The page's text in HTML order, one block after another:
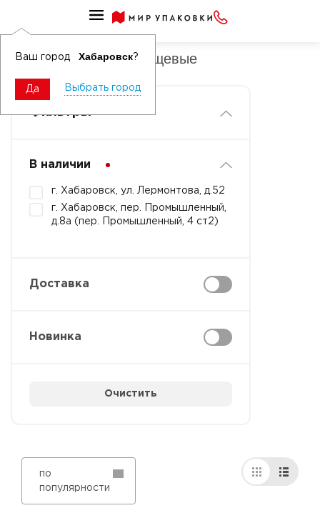
Ваш город Хабаровск?
Да Выбрать город
Куботейнеры ПНД пищевые
Фильтры
В наличии
г. Хабаровск, ул. Лермонтова, д.52
г. Хабаровск, пер. Промышленный,
д.8а (пер. Промышленный, 4 ст2)
Доставка
Новинка
Очистить
по
популярности